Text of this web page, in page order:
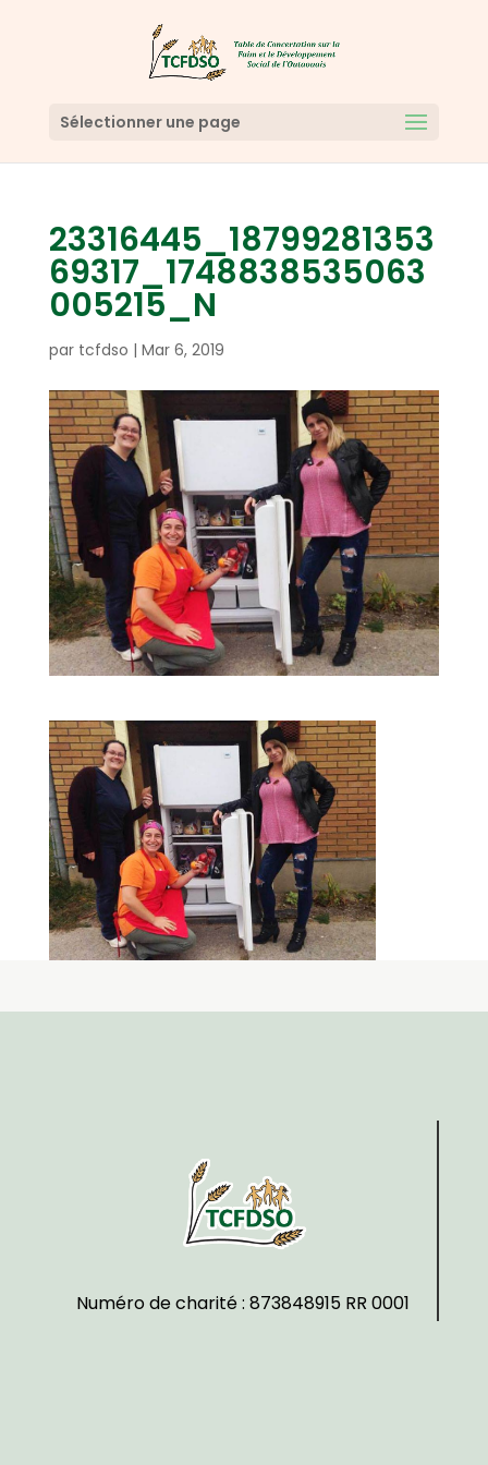
Sélectionner une page
23316445_18799281353
69317_1748838535063
005215_N
par tcfdso | Mar 6, 2019
Numéro de charité : 873848915 RR 0001